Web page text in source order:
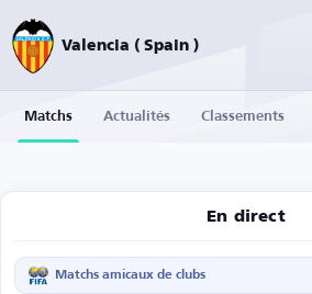
Valencia ( Spain )
Matchs Actualités Classements
En direct
Matchs amicaux de clubs